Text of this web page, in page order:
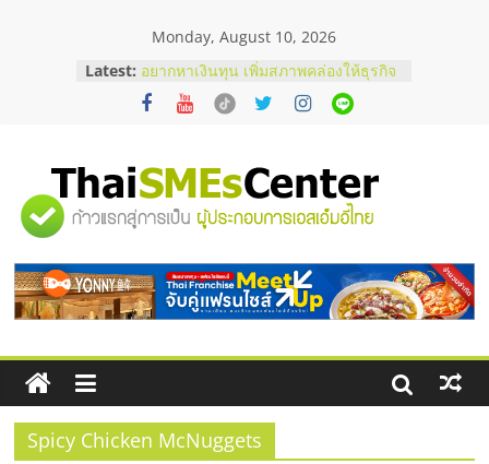
Monday, August 10, 2026
Latest:
บริษัท Cybersecurity ในไทยที่ไหนดี?
วิธีเลือกผู้ให้บริการให้คุ้มค่าและตอบ
โจทย์ธุรกิจ
สัมมนาออนไลน์ โอกาสบริหารสถานี
บริการน้ำมัน Shell
สัมมนาลงทุน แฟรนไชส์ยอนนี่
ThaiFranchise Meet Up จับคู่แฟรน
ร้านเครื่องเสียงคุณภาพสูง พร้อม
โซลูชันระบบภาพและเสียง
"ศูนย์
รวม
ข้อมูล
ธุรกิจ
Spicy Chicken McNuggets